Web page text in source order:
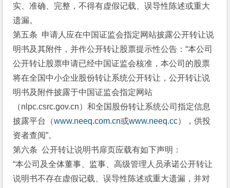
实、准确、完整，不得有虚假记载、误导性陈述或重大
遗漏。
第五条  申请人应在中国证监会指定网站披露公开转让说
明书及其附件，并作公开转让股票提示性公告：“本公司
公开转让股票申请已经中国证监会核准，本公司的股票
将在全国中小企业股份转让系统公开转让，公开转让说
明书及附件披露于中国证监会指定网站
（nlpc.csrc.gov.cn）和全国股份转让系统公司指定信息
披露平台（www.neeq.com.cn或www.neeq.cc），供投
资者查阅”。
第六条  公开转让说明书扉页应载有如下声明：
“本公司及全体董事、监事、高级管理人员承诺公开转让
说明书不存在虚假记载、误导性陈述或重大遗漏，并对